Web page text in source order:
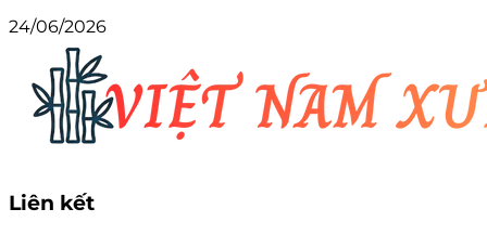
24/06/2026
Liên kết